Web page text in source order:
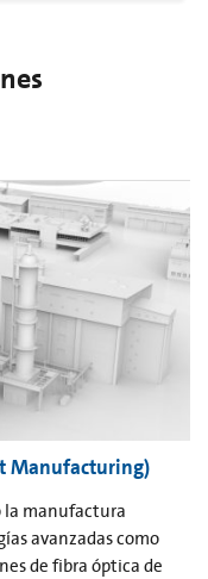
Manufacturing)
la manufactura
avanzadas como
de fibra óptica de